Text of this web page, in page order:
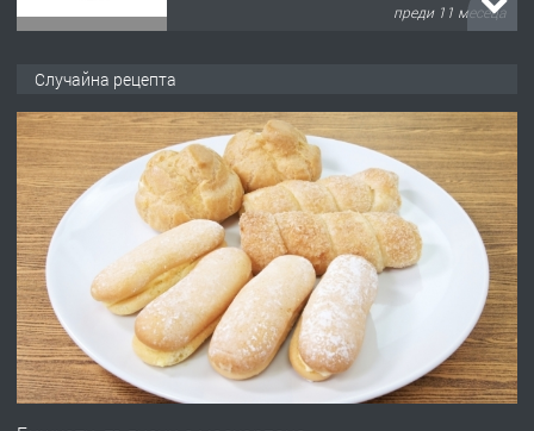
преди 11 месеца
преди 1 година
ПРЕДЛАГА Работа за общи работници
преди 1 година
ПРЕДЛАГА
Първи поход "По стъпките на Ангел
Случайна рецепта